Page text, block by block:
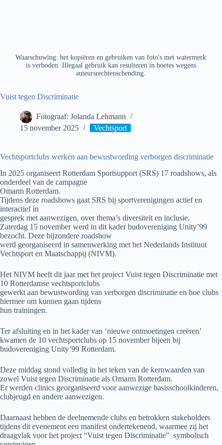
Waarschuwing: het kopiëren en gebruiken van foto's met watermerk
is verboden. Illegaal gebruik kan resulteren in boetes wegens
auteursrechtenschending.
Vuist tegen Discriminatie
Fotograaf: Jolanda Lehmann
15 november 2025
Vechtsport
Vechtsportclubs werken aan bewustwording verborgen discriminatie
In 2025 organiseert Rotterdam Sportsupport (SRS) 17 roadshows, als
onderdeel van de campagne
Omarm Rotterdam.
Tijdens deze roadshows gaat SRS bij sportverenigingen actief en
interactief in
gesprek met aanwezigen, over thema’s diversiteit en inclusie.
Zaterdag 15 november werd in dit kader budovereniging Unity’99
bezocht. Deze bijzondere roadshow
werd georganiseerd in samenwerking met het Nederlands Instituut
Vechtsport en Maatschappij (NIVM).
Het NIVM heeft dit jaar met het project Vuist tegen Discriminatie met
10 Rotterdamse vechtsportclubs
gewerkt aan bewustwording van verborgen discriminatie en hoe clubs
hiermee om kunnen gaan tijdens
hun trainingen.
Ter afsluiting en in het kader van ‘nieuwe ontmoetingen creëren’
kwamen de 10 vechtsportclubs op 15 november bijeen bij
budovereniging Unity’99 Rotterdam.
Deze middag stond volledig in het teken van de kernwaarden van
zowel Vuist tegen Discriminatie als Omarm Rotterdam.
Er werden clinics georganiseerd voor aanwezige basisschoolkinderen,
clubjeugd en andere aanwezigen.
Daarnaast hebben de deelnemende clubs en betrokken stakeholders
tijdens dit evenement een manifest ondertekenend, waarmee zij het
draagvlak voor het project “Vuist tegen Discriminatie” symbolisch